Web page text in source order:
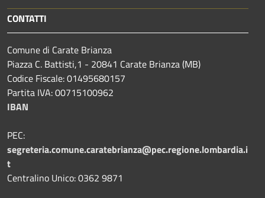
CONTATTI
Comune di Carate Brianza
Piazza C. Battisti,1 - 20841 Carate Brianza (MB)
Codice Fiscale: 01495680157
Partita IVA: 00715100962
IBAN
PEC:
segreteria.comune.caratebrianza@pec.regione.lombardia.i
t
Centralino Unico: 0362 9871